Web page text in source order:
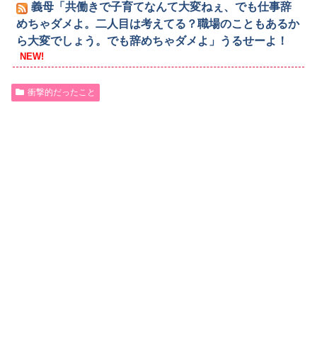
義母「共働きで子育てなんて大変ねぇ、でも仕事辞
めちゃダメよ。二人目は考えてる？職場のこともあるか
ら大変でしょう。でも辞めちゃダメよ」うるせーよ！
NEW!
衝撃的だったこと